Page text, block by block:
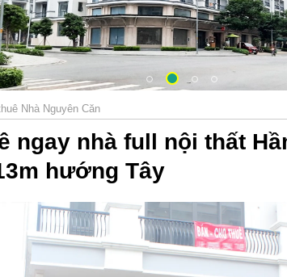
Nhà Nguyên Căn
ngay nhà full nội thất
hướng Tây